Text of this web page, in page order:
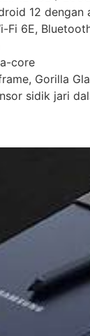
12 dengan
Fi 6E,
core
Gorilla
sidik jari